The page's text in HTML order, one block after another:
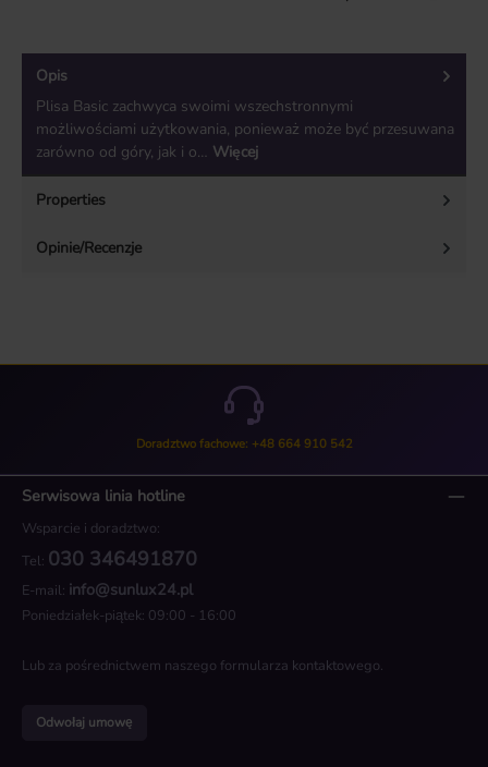
Opis
Plisa Basic zachwyca swoimi wszechstronnymi
możliwościami użytkowania, ponieważ może być przesuwana
zarówno od góry, jak i o… Więcej
Properties
Opinie/Recenzje
Doradztwo fachowe: +48 664 910 542
Serwisowa linia hotline
Wsparcie i doradztwo:
Tel: 030 346491870
E-mail: info@sunlux24.pl
Poniedziałek-piątek: 09:00 - 16:00
Lub za pośrednictwem naszego formularza kontaktowego.
Odwołaj umowę